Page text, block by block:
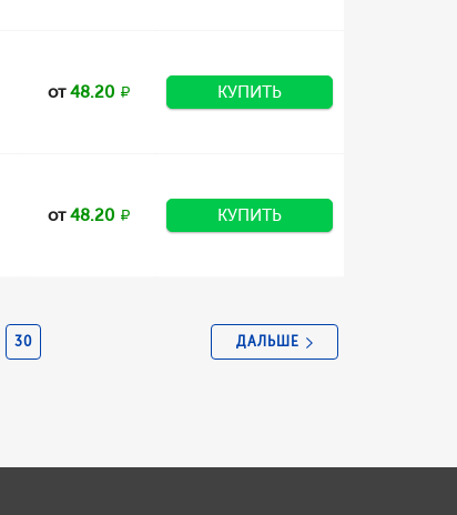
от48.20 КУПИТЬ
от48.20 КУПИТЬ
30 ДАЛЬШЕ